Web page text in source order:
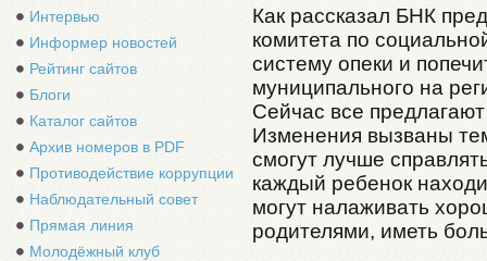
Интервью
Информер новостей
Рейтинг сайтов
Блоги
Каталог сайтов
Архив номеров в PDF
Противодействие коррупции
Наблюдательный совет
Прямая линия
Молодёжный клуб
Как рассказал БНК
комитета по
систему опеки и
муниципального на
Сейчас все
Изменения вызваны
смогут лучше
каждый ребенок
могут налаживать
родителями, иметь